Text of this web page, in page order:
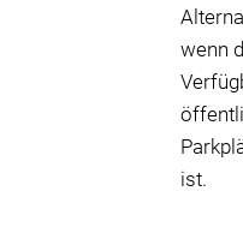
wenn
ist.